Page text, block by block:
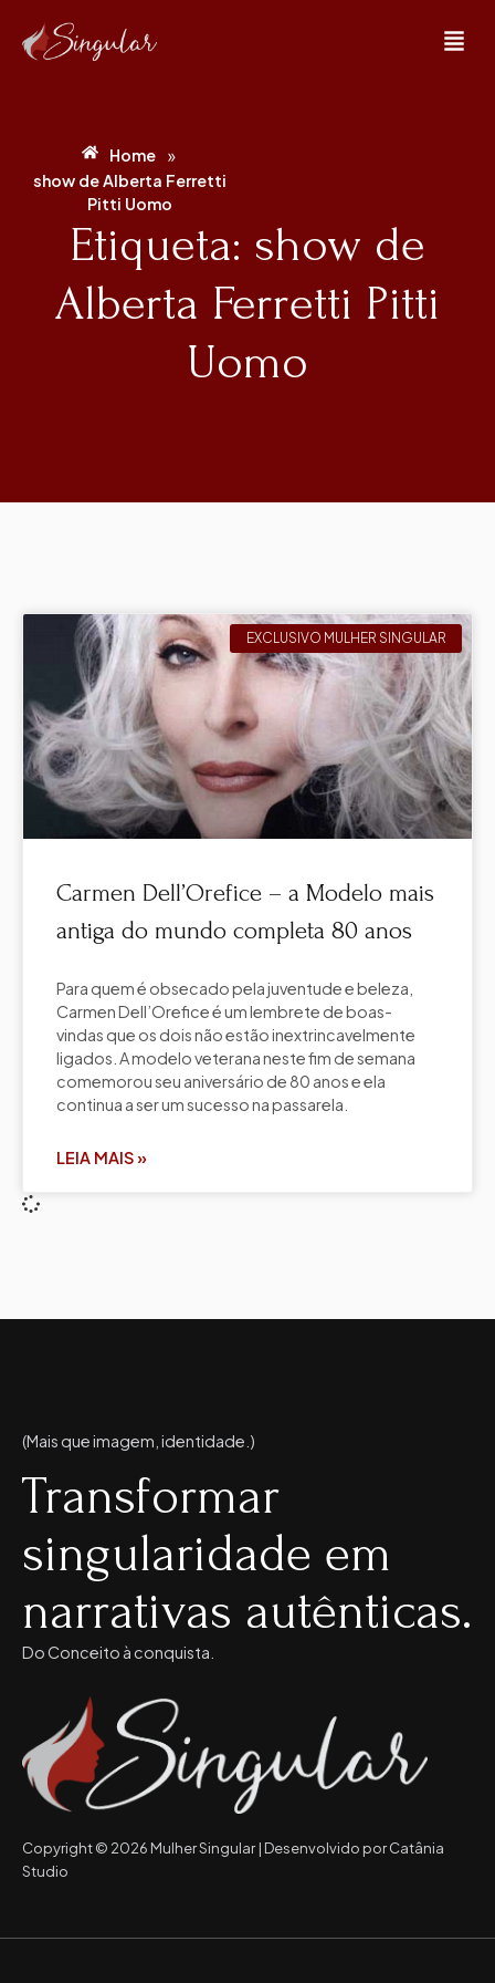
Home »
show de Alberta Ferretti
Pitti Uomo
Etiqueta: show de
Alberta Ferretti Pitti
Uomo
EXCLUSIVO MULHER SINGULAR
Carmen Dell’Orefice – a Modelo mais
antiga do mundo completa 80 anos
Para quem é obsecado pela juventude e beleza,
Carmen Dell’Orefice é um lembrete de boas-
vindas que os dois não estão inextrincavelmente
ligados. A modelo veterana neste fim de semana
comemorou seu aniversário de 80 anos e ela
continua a ser um sucesso na passarela.
LEIA MAIS »
(Mais que imagem, identidade.)
Transformar
singularidade em
narrativas autênticas.
Do Conceito à conquista.
Copyright © 2026 Mulher Singular | Desenvolvido por Catânia
Studio